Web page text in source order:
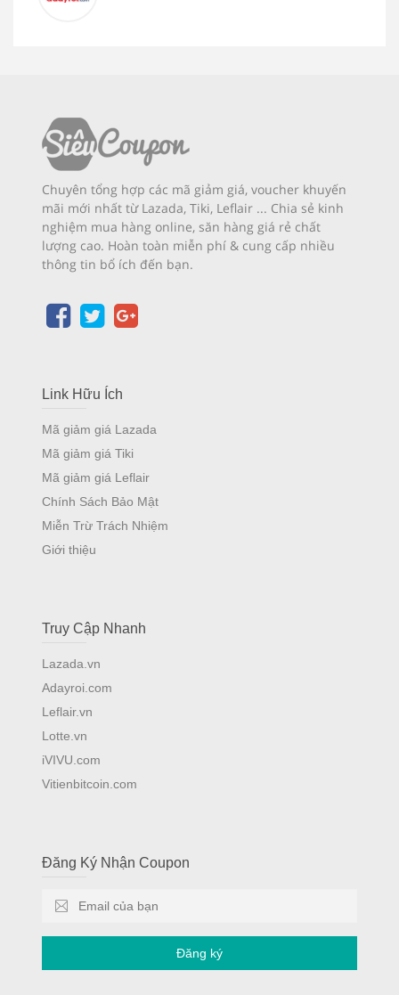
Chuyên tổng hợp các mã giảm giá, voucher khuyến
mãi mới nhất từ Lazada, Tiki, Leflair ... Chia sẻ kinh
nghiệm mua hàng online, săn hàng giá rẻ chất
lượng cao. Hoàn toàn miễn phí & cung cấp nhiều
thông tin bổ ích đến bạn.
Link Hữu Ích
Mã giảm giá Lazada
Mã giảm giá Tiki
Mã giảm giá Leflair
Chính Sách Bảo Mật
Miễn Trừ Trách Nhiệm
Giới thiệu
Truy Cập Nhanh
Lazada.vn
Adayroi.com
Leflair.vn
Lotte.vn
iVIVU.com
Vitienbitcoin.com
Đăng Ký Nhận Coupon
Đăng ký